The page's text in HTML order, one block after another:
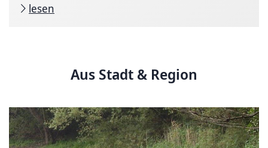
lesen
Aus Stadt & Region